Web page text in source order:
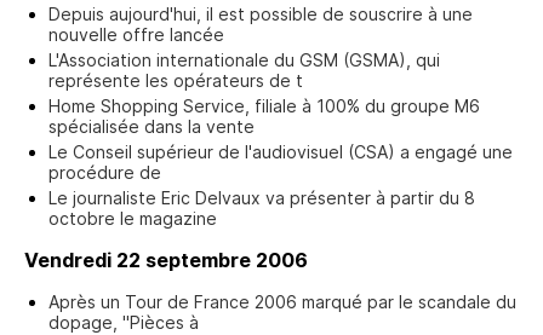
Depuis aujourd'hui, il est possible de souscrire à une
nouvelle offre lancée
L'Association internationale du GSM (GSMA), qui
représente les opérateurs de t
Home Shopping Service, filiale à 100% du groupe M6
spécialisée dans la vente
Le Conseil supérieur de l'audiovisuel (CSA) a engagé une
procédure de
Le journaliste Eric Delvaux va présenter à partir du 8
octobre le magazine
Vendredi 22 septembre 2006
Après un Tour de France 2006 marqué par le scandale du
dopage, "Pièces à